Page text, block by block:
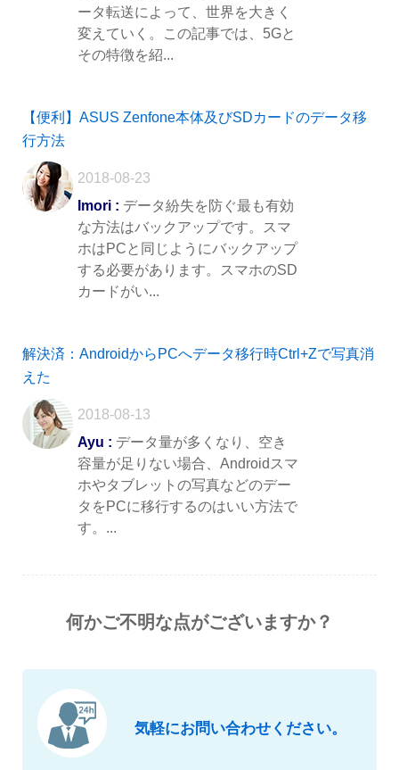
ータ転送によって、世界を大きく
変えていく。この記事では、5Gと
その特徴を紹...
【便利】ASUS Zenfone本体及びSDカードのデータ移
行方法
2018-08-23
Imori : データ紛失を防ぐ最も有効
な方法はバックアップです。スマ
ホはPCと同じようにバックアップ
する必要があります。スマホのSD
カードがい...
解決済：AndroidからPCへデータ移行時Ctrl+Zで写真消
えた
2018-08-13
Ayu : データ量が多くなり、空き
容量が足りない場合、Androidスマ
ホやタブレットの写真などのデー
タをPCに移行するのはいい方法で
す。...
何かご不明な点がございますか？
気軽にお問い合わせください。